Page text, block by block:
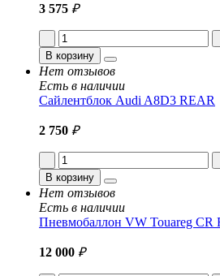
3 575 ₽
В корзину
Нет отзывов
Есть в наличии
Сайлентблок Audi A8D3 REAR
2 750 ₽
В корзину
Нет отзывов
Есть в наличии
Пневмобаллон VW Touareg CR
12 000 ₽